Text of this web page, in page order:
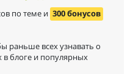
по теме и 300 бонусов
раньше всех узнавать о
в блоге и популярных